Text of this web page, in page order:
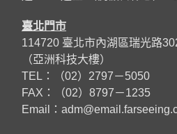
臺北門市
114720 臺北市內湖區瑞光路
（亞洲科技大樓）
TEL：（02）2797－5050
FAX：（02）8797－1235
Email：